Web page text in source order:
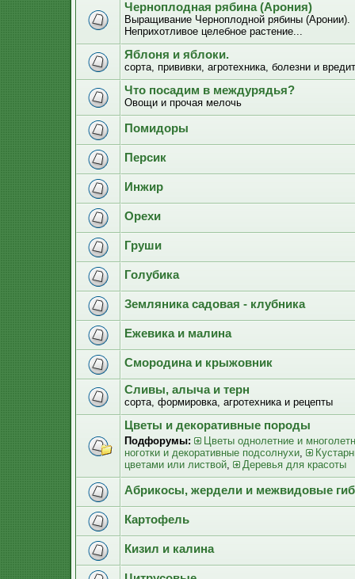
Черноплодная рябина (Арония)
Выращивание Черноплодной рябины (Аронии).
Неприхотливое целебное растение...
Яблоня и яблоки.
сорта, прививки, агротехника, болезни и
Что посадим в междурядья?
Овощи и прочая мелочь
Помидоры
Персик
Инжир
Орехи
Груши
Голубика
Земляника садовая - клубника
Ежевика и малина
Смородина и крыжовник
Сливы, алыча и терн
сорта, формировка, агротехника и рецепты
Цветы и декоративные породы
Подфорумы:
Цветы однолетние и
ноготки и декоративные подсолнухи,
цветами или листвой, Деревья для красоты
Абрикосы, жердели и межвидовые
Картофель
Кизил и калина